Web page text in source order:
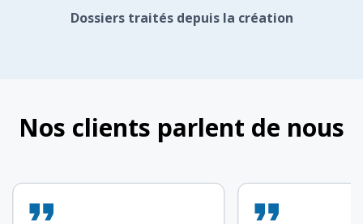
Dossiers traités depuis la création
Nos clients parlent de nous